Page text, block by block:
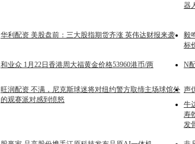
器
华利配资 美股盘前：三大股指期货齐涨 英伟达财报来袭
毅
标
和业众 1月22日香港周大福黄金价格53960港币/两 N
旺润配资 不满，尼克斯球迷将对纽约警方取缔主场球馆外
的观赛派对感到愤怒
声
牛
寿
发